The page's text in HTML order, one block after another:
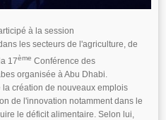
à la session
les secteurs de l'agriculture, de
17ème Conférence des
organisée à Abu Dhabi.
création de nouveaux emplois
de l'innovation notamment dans le
le déficit alimentaire. Selon lui,